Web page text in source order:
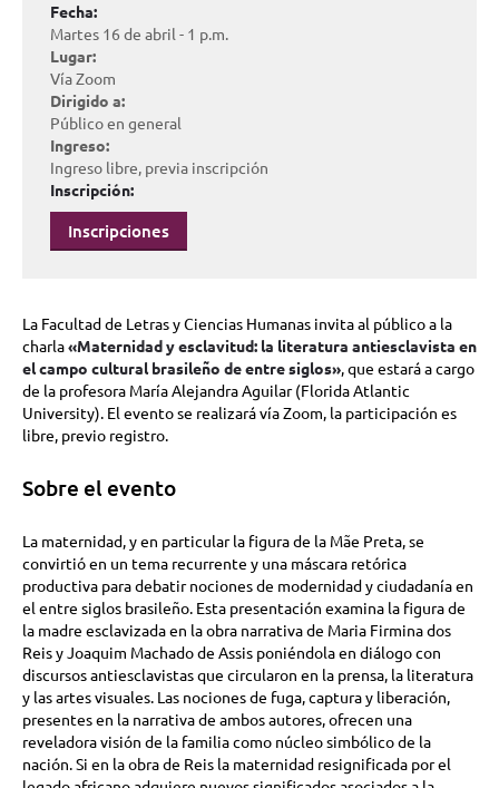
Fecha:
Martes 16 de abril - 1 p.m.
Lugar:
Vía Zoom
Dirigido a:
Público en general
Ingreso:
Ingreso libre, previa inscripción
Inscripción:
Inscripciones
La Facultad de Letras y Ciencias Humanas invita al público a la
charla«Maternidad y esclavitud: la literatura antiesclavista en
el campo cultural brasileño de entre siglos», que estará a cargo
de la profesora María Alejandra Aguilar (Florida Atlantic
University). El evento se realizará vía Zoom, la participación es
libre, previo registro.
Sobre el evento
La maternidad, y en particular la figura de la Mãe Preta, se
convirtió en un tema recurrente y una máscara retórica
productiva para debatir nociones de modernidad y ciudadanía en
el entre siglos brasileño. Esta presentación examina la figura de
la madre esclavizada en la obra narrativa de Maria Firmina dos
Reis y Joaquim Machado de Assis poniéndola en diálogo con
discursos antiesclavistas que circularon en la prensa, la literatura
y las artes visuales. Las nociones de fuga, captura y liberación,
presentes en la narrativa de ambos autores, ofrecen una
reveladora visión de la familia como núcleo simbólico de la
nación. Si en la obra de Reis la maternidad resignificada por el